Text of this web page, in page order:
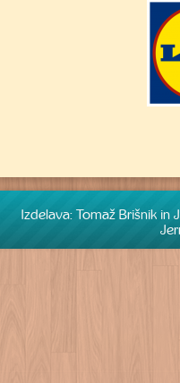
Izdelava: Tomaž Brišnik